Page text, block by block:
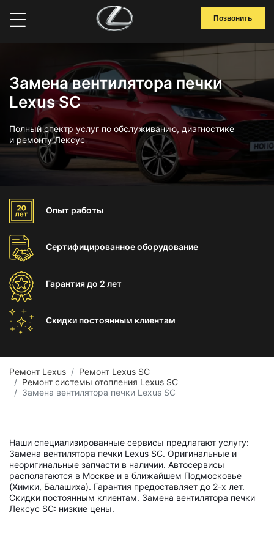
Позвонить
Замена вентилятора печки
Lexus SC
Полный спектр услуг по обслуживанию, диагностике
и ремонту Лексус
Опыт работы
Сертифицированноеоборудование
Гарантиядо 2 лет
Скидки постоянным клиентам
Ремонт Lexus
Ремонт Lexus SC
Ремонт системы отопления Lexus SC
Замена вентилятора печки Lexus SC
Наши специализированные сервисы предлагают услугу:
Замена вентилятора печки Lexus SC. Оригинальные и
неоригинальные запчасти в наличии. Автосервисы
располагаются в Москве и в ближайшем Подмосковье
(Химки, Балашиха). Гарантия предоставляет до 2-х лет.
Скидки постоянным клиентам. Замена вентилятора печки
Лексус SC: низкие цены.